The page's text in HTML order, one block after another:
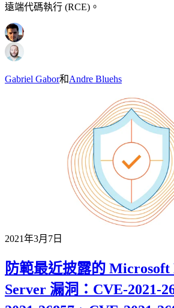
遠端代碼執行 (RCE)。
Gabriel Gabor和Andre Bluehs
2021年3月7日
防範最近披露的 Microsoft
Server 漏洞：CVE-2021-